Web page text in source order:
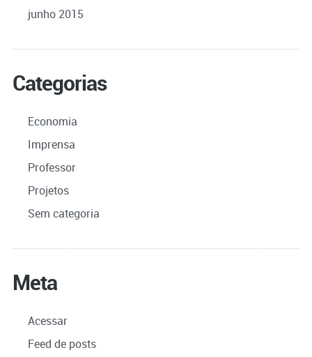
junho 2015
Categorias
Economia
Imprensa
Professor
Projetos
Sem categoria
Meta
Acessar
Feed de posts